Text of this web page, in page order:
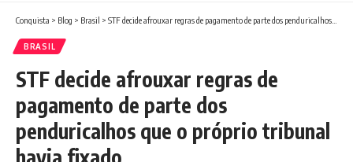
Conquista > Blog > Brasil > STF decide afrouxar regras de pagamento de parte dos penduricalhos que o próprio tribunal havia fixado
BRASIL
STF decide afrouxar regras de
pagamento de parte dos
penduricalhos que o próprio tribunal
havia fixado